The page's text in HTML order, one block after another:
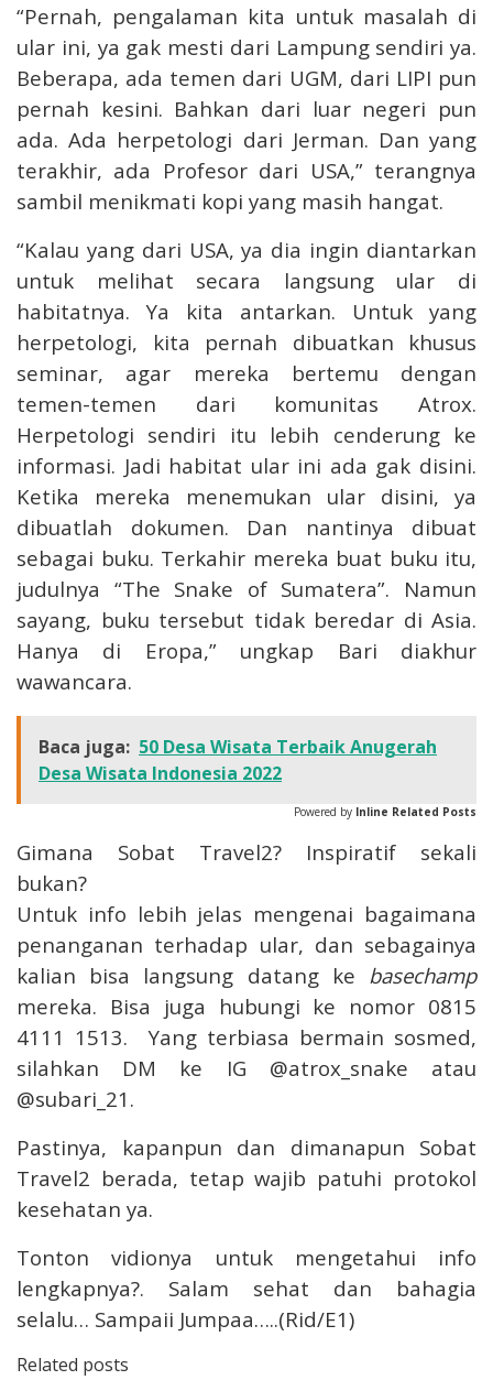
“Pernah, pengalaman kita untuk masalah di
ular ini, ya gak mesti dari Lampung sendiri ya.
Beberapa, ada temen dari UGM, dari LIPI pun
pernah kesini. Bahkan dari luar negeri pun
ada. Ada herpetologi dari Jerman. Dan yang
terakhir, ada Profesor dari USA,” terangnya
sambil menikmati kopi yang masih hangat.
“Kalau yang dari USA, ya dia ingin diantarkan
untuk melihat secara langsung ular di
habitatnya. Ya kita antarkan. Untuk yang
herpetologi, kita pernah dibuatkan khusus
seminar, agar mereka bertemu dengan
temen-temen dari komunitas Atrox.
Herpetologi sendiri itu lebih cenderung ke
informasi. Jadi habitat ular ini ada gak disini.
Ketika mereka menemukan ular disini, ya
dibuatlah dokumen. Dan nantinya dibuat
sebagai buku. Terkahir mereka buat buku itu,
judulnya “The Snake of Sumatera”. Namun
sayang, buku tersebut tidak beredar di Asia.
Hanya di Eropa,” ungkap Bari diakhur
wawancara.
Baca juga: 50 Desa Wisata Terbaik Anugerah
Desa Wisata Indonesia 2022
Powered by Inline Related Posts
Gimana Sobat Travel2? Inspiratif sekali
bukan?
Untuk info lebih jelas mengenai bagaimana
penanganan terhadap ular, dan sebagainya
kalian bisa langsung datang ke basechamp
mereka. Bisa juga hubungi ke nomor 0815
4111 1513. Yang terbiasa bermain sosmed,
silahkan DM ke IG @atrox_snake atau
@subari_21 .
Pastinya, kapanpun dan dimanapun Sobat
Travel2 berada, tetap wajib patuhi protokol
kesehatan ya.
Tonton vidionya untuk mengetahui info
lengkapnya?. Salam sehat dan bahagia
selalu… Sampaii Jumpaa…..(Rid/E1)
Related posts